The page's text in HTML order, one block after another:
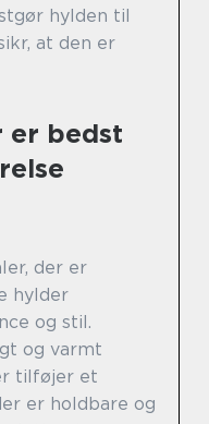
hylden til
at den er
er bedst
der er
hylder
og stil.
og varmt
tilføjer et
er holdbare og